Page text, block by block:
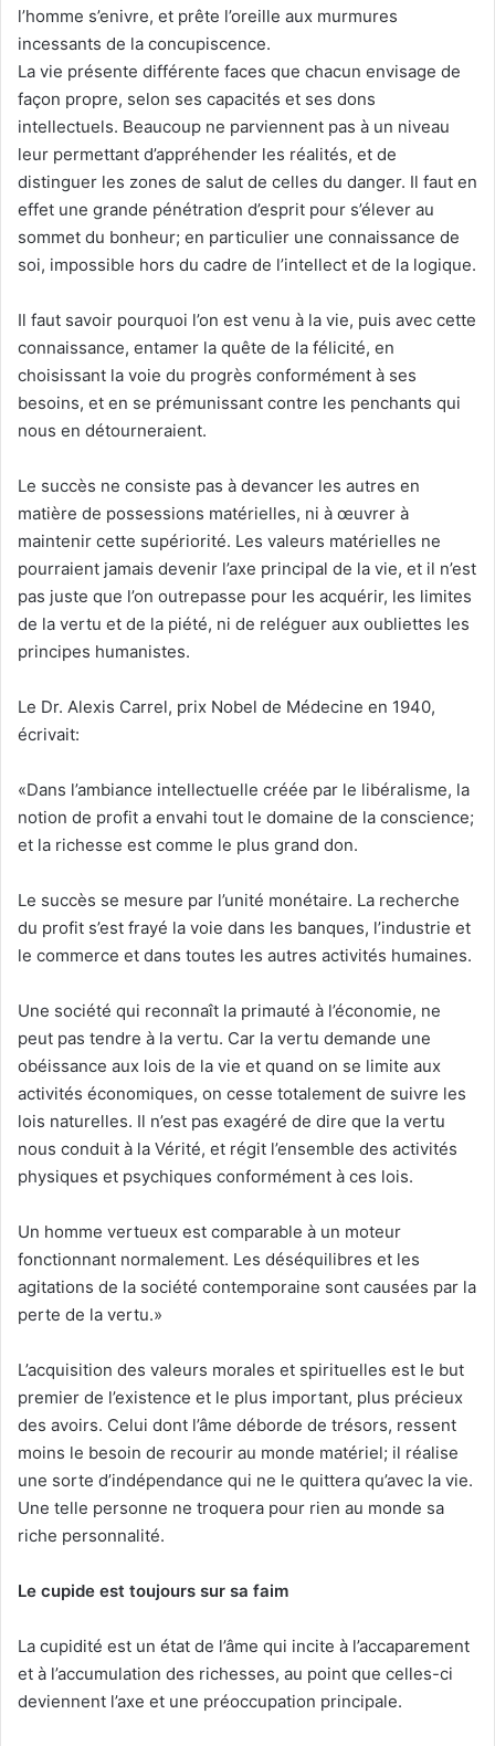
l’homme s’enivre, et prête l’oreille aux murmures
incessants de la concupiscence.
La vie présente différente faces que chacun envisage de
façon propre, selon ses capacités et ses dons
intellectuels. Beaucoup ne parviennent pas à un niveau
leur permettant d’appréhender les réalités, et de
distinguer les zones de salut de celles du danger. Il faut en
effet une grande pénétration d’esprit pour s’élever au
sommet du bonheur; en particulier une connaissance de
soi, impossible hors du cadre de l’intellect et de la logique.
Il faut savoir pourquoi l’on est venu à la vie, puis avec cette
connaissance, entamer la quête de la félicité, en
choisissant la voie du progrès conformément à ses
besoins, et en se prémunissant contre les penchants qui
nous en détourneraient.
Le succès ne consiste pas à devancer les autres en
matière de possessions matérielles, ni à œuvrer à
maintenir cette supériorité. Les valeurs matérielles ne
pourraient jamais devenir l’axe principal de la vie, et il n’est
pas juste que l’on outrepasse pour les acquérir, les limites
de la vertu et de la piété, ni de reléguer aux oubliettes les
principes humanistes.
Le Dr. Alexis Carrel, prix Nobel de Médecine en 1940,
écrivait:
«Dans l’ambiance intellectuelle créée par le libéralisme, la
notion de profit a envahi tout le domaine de la conscience;
et la richesse est comme le plus grand don.
Le succès se mesure par l’unité monétaire. La recherche
du profit s’est frayé la voie dans les banques, l’industrie et
le commerce et dans toutes les autres activités humaines.
Une société qui reconnaît la primauté à l’économie, ne
peut pas tendre à la vertu. Car la vertu demande une
obéissance aux lois de la vie et quand on se limite aux
activités économiques, on cesse totalement de suivre les
lois naturelles. Il n’est pas exagéré de dire que la vertu
nous conduit à la Vérité, et régit l’ensemble des activités
physiques et psychiques conformément à ces lois.
Un homme vertueux est comparable à un moteur
fonctionnant normalement. Les déséquilibres et les
agitations de la société contemporaine sont causées par la
perte de la vertu.»
L’acquisition des valeurs morales et spirituelles est le but
premier de l’existence et le plus important, plus précieux
des avoirs. Celui dont l’âme déborde de trésors, ressent
moins le besoin de recourir au monde matériel; il réalise
une sorte d’indépendance qui ne le quittera qu’avec la vie.
Une telle personne ne troquera pour rien au monde sa
riche personnalité.
Le cupide est toujours sur sa faim
La cupidité est un état de l’âme qui incite à l’accaparement
et à l’accumulation des richesses, au point que celles-ci
deviennent l’axe et une préoccupation principale.